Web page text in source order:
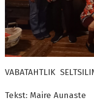
VABATAHTLIK
Tekst: Maire Aunaste